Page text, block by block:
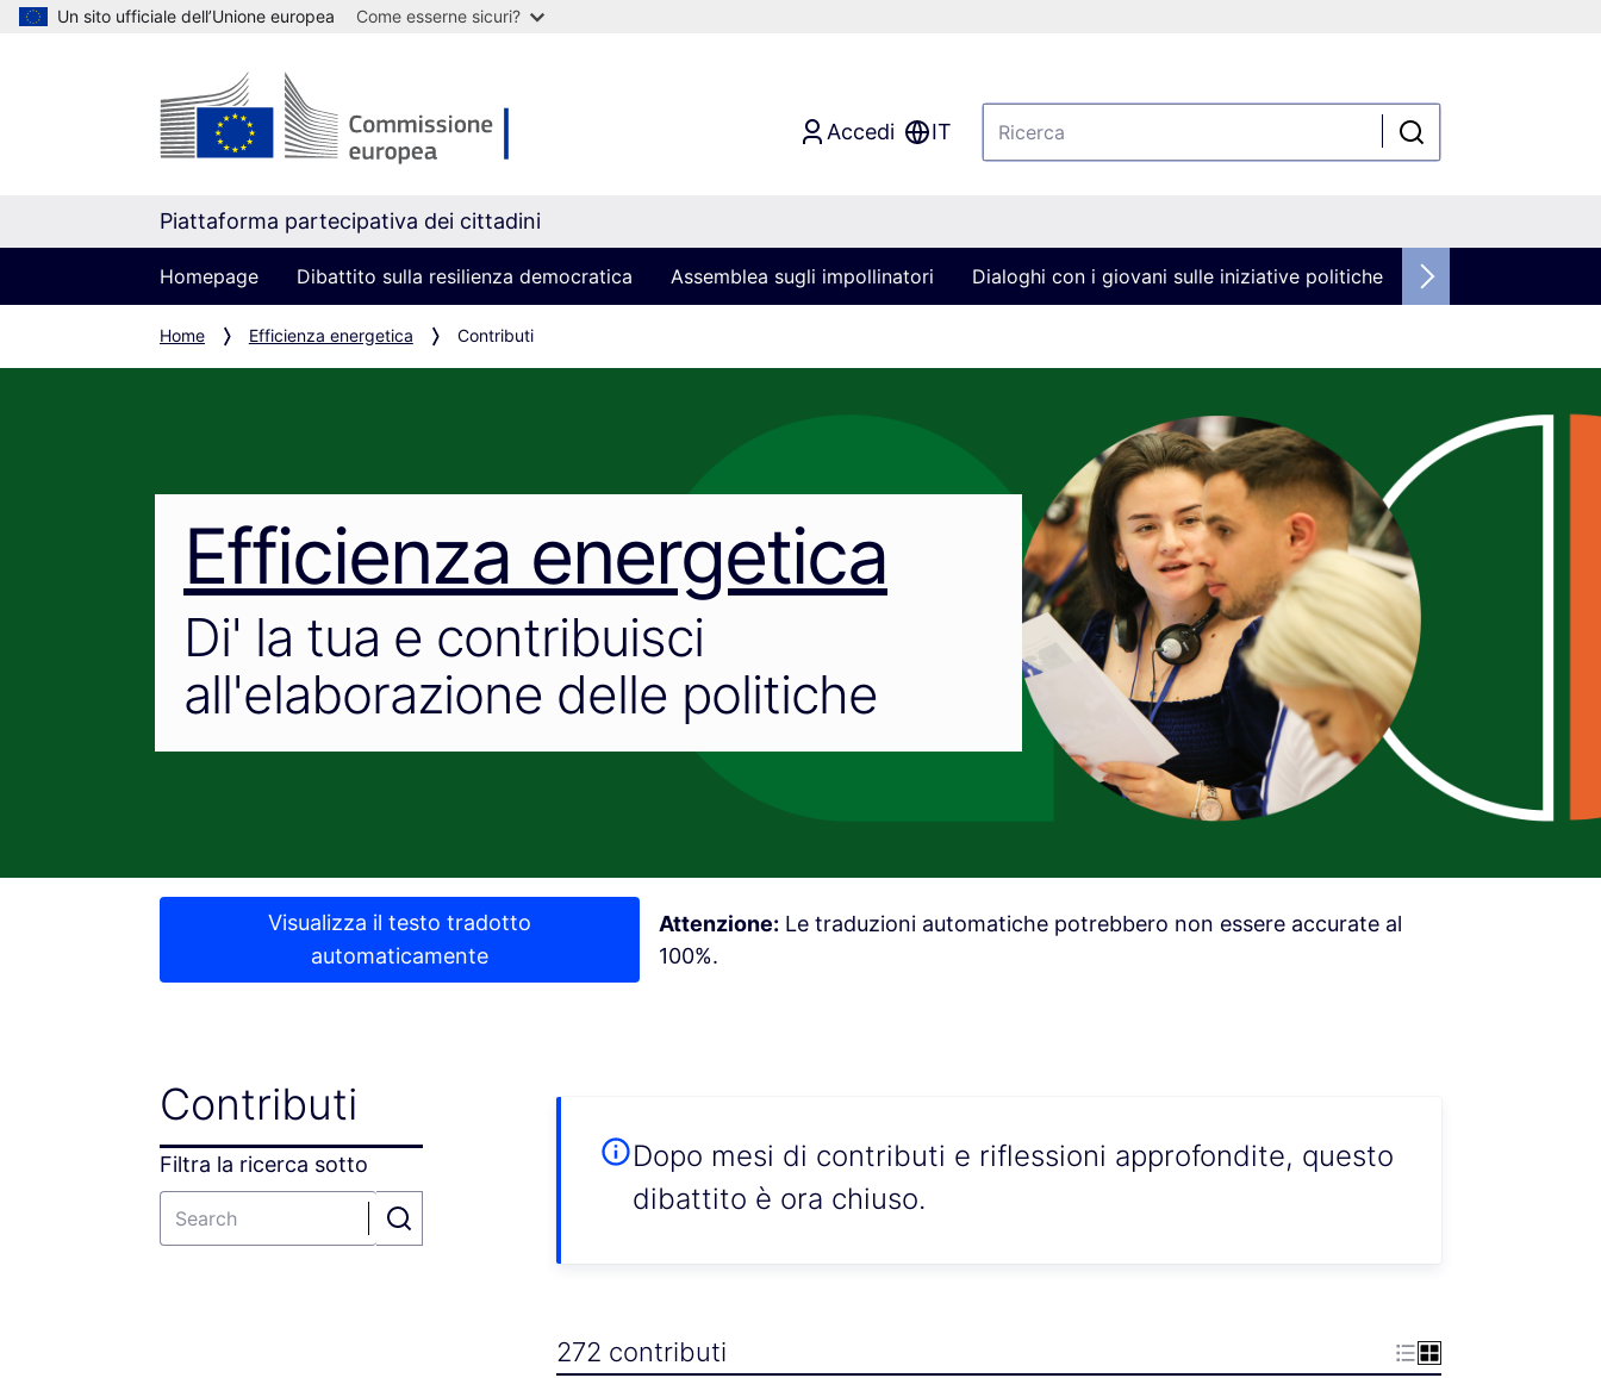
Un sito ufficiale dell’Unione europea Come esserne sicuri?
Accedi IT
Piattaforma partecipativa dei cittadini
Homepage Dibattito sulla resilienza democratica Assemblea sugli impollinatori Dialoghi con i giovani sulle iniziative politiche
Home Efficienza energetica Contributi
Efficienza energetica
Di' la tua e contribuisci
all'elaborazione delle politiche
Visualizza il testo tradotto
automaticamente
Attenzione: Le traduzioni automatiche potrebbero non essere accurate al
100%.
Contributi
Filtra la ricerca sotto
Dopo mesi di contributi e riflessioni approfondite, questo
dibattito è ora chiuso.
272 contributi